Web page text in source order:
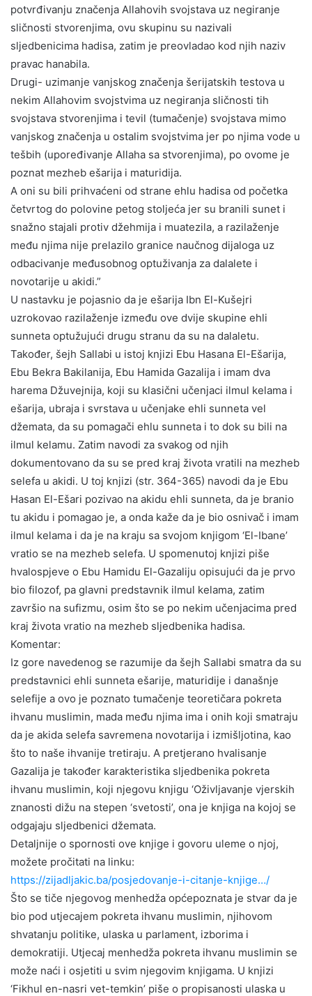
potvrđivanju značenja Allahovih svojstava uz negiranje
sličnosti stvorenjima, ovu skupinu su nazivali
sljedbenicima hadisa, zatim je preovladao kod njih naziv
pravac hanabila.
Drugi- uzimanje vanjskog značenja šerijatskih testova u
nekim Allahovim svojstvima uz negiranja sličnosti tih
svojstava stvorenjima i tevil (tumačenje) svojstava mimo
vanjskog značenja u ostalim svojstvima jer po njima vode u
tešbih (upoređivanje Allaha sa stvorenjima), po ovome je
poznat mezheb ešarija i maturidija.
A oni su bili prihvaćeni od strane ehlu hadisa od početka
četvrtog do polovine petog stoljeća jer su branili sunet i
snažno stajali protiv džehmija i muatezila, a razilaženje
među njima nije prelazilo granice naučnog dijaloga uz
odbacivanje međusobnog optuživanja za dalalete i
novotarije u akidi.”
U nastavku je pojasnio da je ešarija Ibn El-Kušejri
uzrokovao razilaženje između ove dvije skupine ehli
sunneta optužujući drugu stranu da su na dalaletu.
Također, šejh Sallabi u istoj knjizi Ebu Hasana El-Ešarija,
Ebu Bekra Bakilanija, Ebu Hamida Gazalija i imam dva
harema Džuvejnija, koji su klasični učenjaci ilmul kelama i
ešarija, ubraja i svrstava u učenjake ehli sunneta vel
džemata, da su pomagači ehlu sunneta i to dok su bili na
ilmul kelamu. Zatim navodi za svakog od njih
dokumentovano da su se pred kraj života vratili na mezheb
selefa u akidi. U toj knjizi (str. 364-365) navodi da je Ebu
Hasan El-Ešari pozivao na akidu ehli sunneta, da je branio
tu akidu i pomagao je, a onda kaže da je bio osnivač i imam
ilmul kelama i da je na kraju sa svojom knjigom ‘El-Ibane’
vratio se na mezheb selefa. U spomenutoj knjizi piše
hvalospjeve o Ebu Hamidu El-Gazaliju opisujući da je prvo
bio filozof, pa glavni predstavnik ilmul kelama, zatim
završio na sufizmu, osim što se po nekim učenjacima pred
kraj života vratio na mezheb sljedbenika hadisa.
Komentar:
Iz gore navedenog se razumije da šejh Sallabi smatra da su
predstavnici ehli sunneta ešarije, maturidije i današnje
selefije a ovo je poznato tumačenje teoretičara pokreta
ihvanu muslimin, mada među njima ima i onih koji smatraju
da je akida selefa savremena novotarija i izmišljotina, kao
što to naše ihvanije tretiraju. A pretjerano hvalisanje
Gazalija je također karakteristika sljedbenika pokreta
ihvanu muslimin, koji njegovu knjigu ‘Oživljavanje vjerskih
znanosti dižu na stepen ‘svetosti’, ona je knjiga na kojoj se
odgajaju sljedbenici džemata.
Detaljnije o spornosti ove knjige i govoru uleme o njoj,
možete pročitati na linku:
https://zijadljakic.ba/posjedovanje-i-citanje-knjige…/
Što se tiče njegovog menhedža općepoznata je stvar da je
bio pod utjecajem pokreta ihvanu muslimin, njihovom
shvatanju politike, ulaska u parlament, izborima i
demokratiji. Utjecaj menhedža pokreta ihvanu muslimin se
može naći i osjetiti u svim njegovim knjigama. U knjizi
‘Fikhul en-nasri vet-temkin’ piše o propisanosti ulaska u